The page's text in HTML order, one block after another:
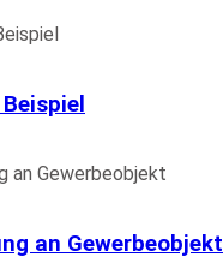
an Gewerbeobjekt